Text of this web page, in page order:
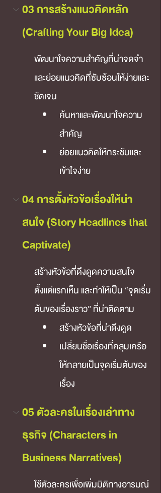
03 การสร้างแนวคิดหลัก
(Crafting Your Big Idea)
พัฒนาใจความสำคัญที่น่าจดจำ
และย่อยแนวคิดที่ซับซ้อนให้ง่ายและ
ชัดเจน
ค้นหาและพัฒนาใจความ
สำคัญ
ย่อยแนวคิดให้กระชับและ
เข้าใจง่าย
04 การตั้งหัวข้อเรื่องให้น่า
สนใจ (Story Headlines that
Captivate)
สร้างหัวข้อที่ดึงดูดความสนใจ
ตั้งแต่แรกเห็น และทำให้เป็น “จุดเริ่ม
ต้นของเรื่องราว” ที่น่าติดตาม
สร้างหัวข้อที่น่าดึงดูด
เปลี่ยนชื่อเรื่องที่คลุมเครือ
ให้กลายเป็นจุดเริ่มต้นของ
เรื่อง
05 ตัวละครในเรื่องเล่าทาง
ธุรกิจ (Characters in
Business Narratives)
ใช้ตัวละครเพื่อเพิ่มมิติทางอารมณ์